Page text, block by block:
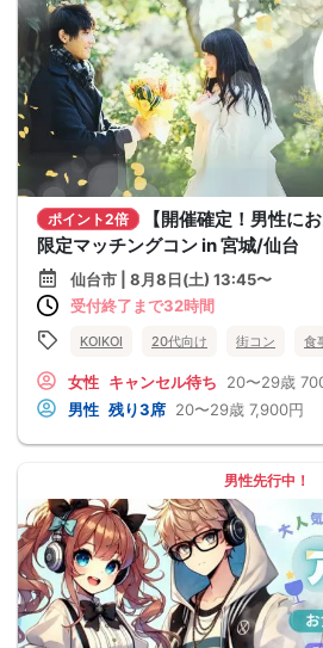
ポイント2倍
【開催確定！男性に
限定マッチングコン in 宮城/仙台
仙台市 | 8月8日(土) 13:45〜
受付終了まで32時間
KOIKOI 20代向け 街コン 食
女性 キャンセル待ち 20〜29歳
男性 残り3席 20〜29歳 7,900円
男性先行中！